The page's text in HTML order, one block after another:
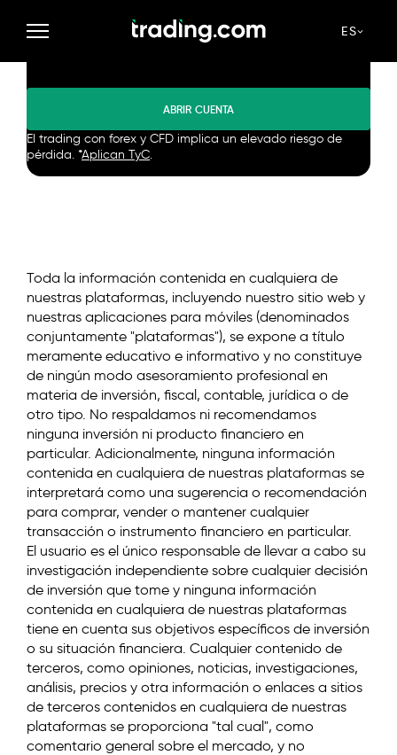
ES
Opera en modo demo o
entra en el mercado real
ABRIR CUENTA
El trading con forex y CFD implica un elevado riesgo de
pérdida. *Aplican TyC.
Toda la información contenida en cualquiera de
nuestras plataformas, incluyendo nuestro sitio web y
nuestras aplicaciones para móviles (denominados
conjuntamente "plataformas"), se expone a título
meramente educativo e informativo y no constituye
de ningún modo asesoramiento profesional en
materia de inversión, fiscal, contable, jurídica o de
otro tipo. No respaldamos ni recomendamos
ninguna inversión ni producto financiero en
particular. Adicionalmente, ninguna información
contenida en cualquiera de nuestras plataformas se
interpretará como una sugerencia o recomendación
para comprar, vender o mantener cualquier
transacción o instrumento financiero en particular.
El usuario es el único responsable de llevar a cabo su
investigación independiente sobre cualquier decisión
de inversión que tome y ninguna información
contenida en cualquiera de nuestras plataformas
tiene en cuenta sus objetivos específicos de inversión
o su situación financiera. Cualquier contenido de
terceros, como opiniones, noticias, investigaciones,
análisis, precios y otra información o enlaces a sitios
de terceros contenidos en cualquiera de nuestras
plataformas se proporciona "tal cual", como
comentario general sobre el mercado, y no